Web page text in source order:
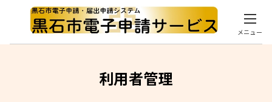
メニュー
利用者管理